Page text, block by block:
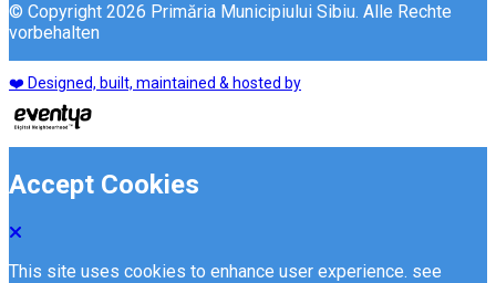
© Copyright 2026 Primăria Municipiului Sibiu. Alle Rechte
vorbehalten
❤️ Designed, built, maintained & hosted by
Accept Cookies
This site uses cookies to enhance user experience. see